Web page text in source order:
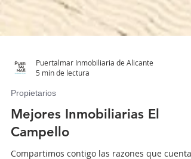
Puertalmar Inmobiliaria de Alicante
5 min de lectura
Propietarios
Mejores Inmobiliarias El